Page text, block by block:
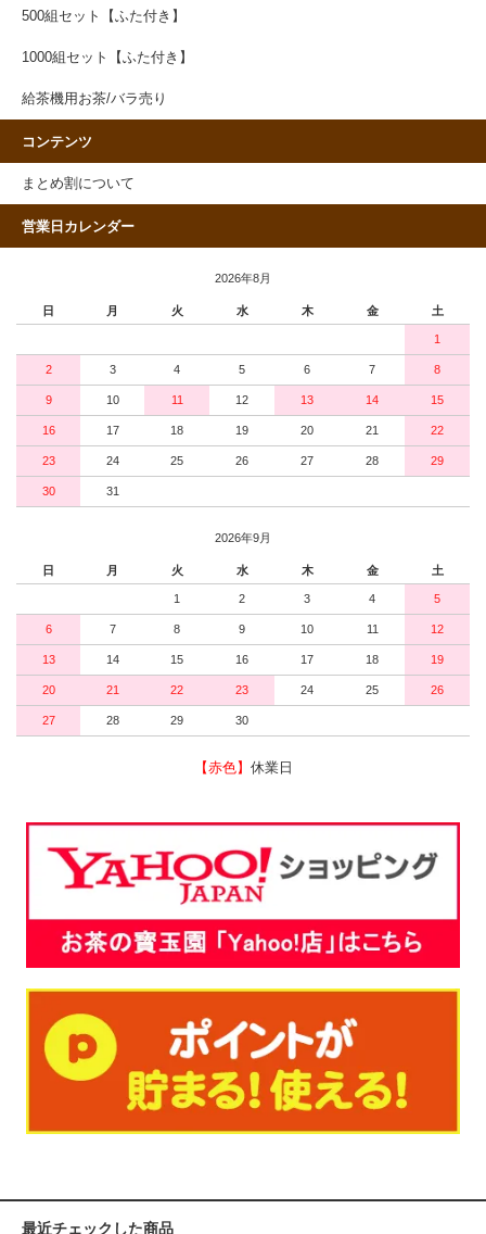
500組セット【ふた付き】
1000組セット【ふた付き】
給茶機用お茶/バラ売り
コンテンツ
まとめ割について
営業日カレンダー
2026年8月
日 月 火 水 木 金 土
1
2 3 4 5 6 7 8
9 10 11 12 13 14 15
16 17 18 19 20 21 22
23 24 25 26 27 28 29
30 31
2026年9月
日 月 火 水 木 金 土
1 2 3 4 5
6 7 8 9 10 11 12
13 14 15 16 17 18 19
20 21 22 23 24 25 26
27 28 29 30
【赤色】 休業日
最近チェックした商品